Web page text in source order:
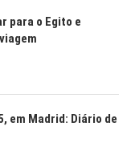
para o Egito e
em Madrid: Diário de